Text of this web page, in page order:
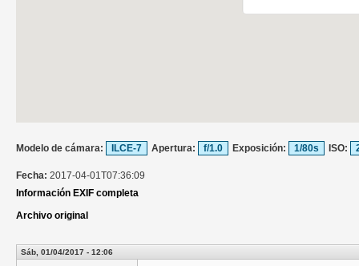
Modelo de cámara: ILCE-7 Apertura: f/1.0 Exposición: 1/80s ISO:
Fecha: 2017-04-01T07:36:09
Información EXIF completa
Archivo original
Sáb, 01/04/2017 - 12:06